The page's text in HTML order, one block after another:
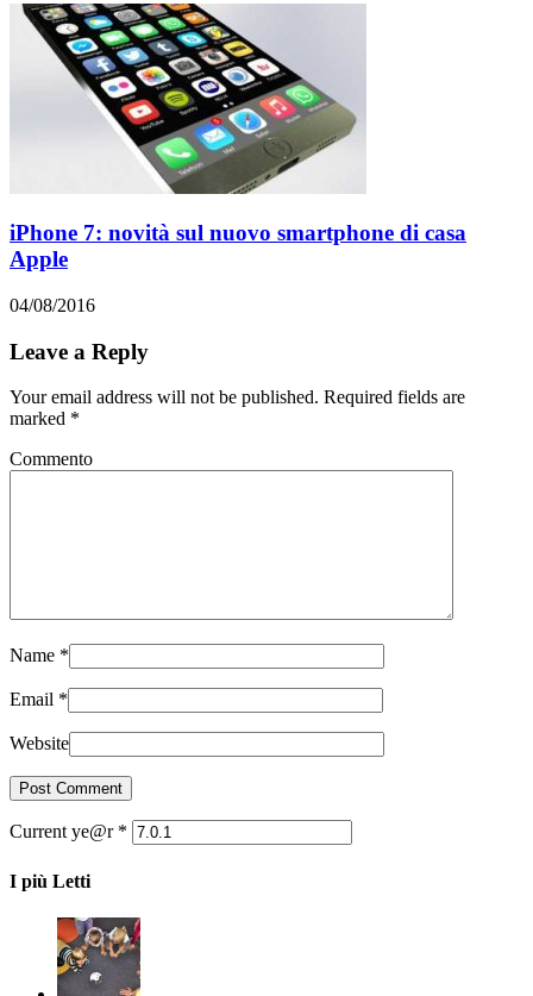
iPhone 7: novità sul nuovo smartphone di casa
Apple
04/08/2016
Leave a Reply
Your email address will not be published. Required fields are
marked *
Commento
Name *
Email *
Website
Current ye@r *
I più Letti